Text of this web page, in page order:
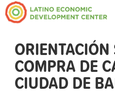
ORIENTACIÓN
COMPRA DE
CIUDAD DE